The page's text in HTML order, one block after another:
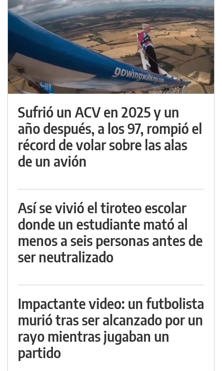
Sufrió un ACV en 2025 y un
año después, a los 97, rompió el
récord de volar sobre las alas
de un avión
Así se vivió el tiroteo escolar
donde un estudiante mató al
menos a seis personas antes de
ser neutralizado
Impactante video: un futbolista
murió tras ser alcanzado por un
rayo mientras jugaban un
partido